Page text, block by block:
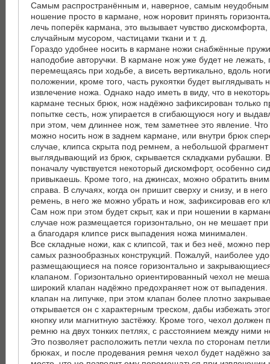
Самым распространённым и, наверное, самым неудобным
ношение просто в кармане, нож норовит принять
лечь поперёк кармана, это вызывает чувство
случайным мусором, частицами ткани и т. д.
Гораздо удобнее носить в кармане ножи снабжённые
наподобие авторучки. В кармане нож уже будет не лежать,
перемещаясь при ходьбе, а висеть вертикально, вдоль
положении, кроме того, часть рукоятки будет выглядывать
извлечение ножа. Однако надо иметь в виду, что в
кармане тесных брюк, нож надёжно зафиксирован только
попытке сесть, нож упирается в сгибающуюся ногу и
при этом, чем длиннее нож, тем заметнее это явление. Что
можно носить нож в заднем кармане, или внутри брюк
случае, клипса скрыта под ремнем, а небольшой фрагмент
выглядывающий из брюк, скрывается складками рубашки.
поначалу чувствуется некоторый дискомфорт, особенно
привыкаешь. Кроме того, на джинсах, можно обратить
справа. В случаях, когда он пришит сверху и снизу, и в
ремень, в него же можно убрать и нож, зафиксировав его
Сам нож при этом будет скрыт, как и при ношении в
случае нож размещается горизонтально, он не мешает
а благодаря клипсе риск выпадения ножа минимален.
Все складные ножи, как с клипсой, так и без неё, можно
самых разнообразных конструкций. Пожалуй, наиболее
размещающиеся на поясе горизонтально и
клапаном. Горизонтально ориентированный чехол не
широкий клапан надёжно предохраняет нож от выпадения.
клапан на липучке, при этом клапан более плотно
открывается он с характерным треском, дабы избежать
кнопку или магнитную застёжку. Кроме того, чехол должен
ремню на двух тонких петлях, с расстоянием между ними
Это позволяет расположить петли чехла по сторонам
брюках, и после продевания ремня чехол будет надёжно